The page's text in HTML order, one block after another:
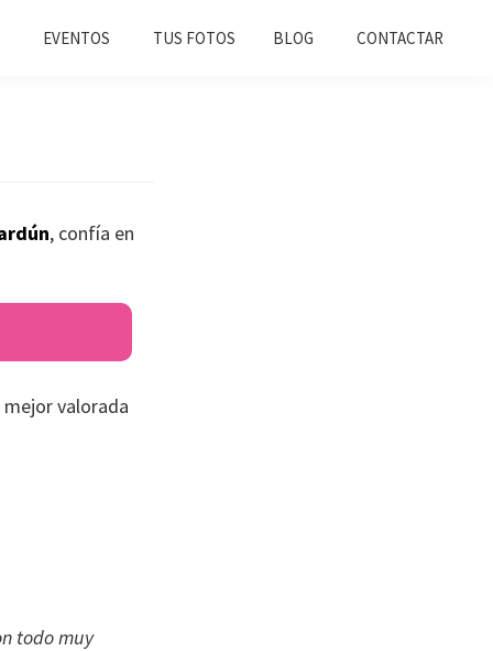
EVENTOS TUS FOTOS BLOG CONTACTAR
, confía en
mejor valorada
todo muy